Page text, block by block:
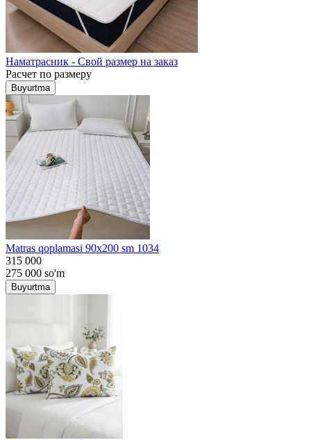
Наматрасник - Свой размер на заказ
Расчет по размеру
Buyurtma
Matras qoplamasi 90x200 sm 1034
315 000
275 000 so'm
Buyurtma